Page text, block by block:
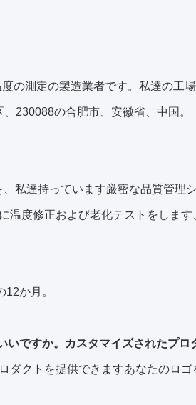
の測定の製造業者です。私達の工
230088の合肥市、安徽省、中国。
私達持っています厳密な品質管理
度修正および老化テストをします
か月。
ですか。カスタマイズされたプロ
ダクトを提供できますあなたのロ